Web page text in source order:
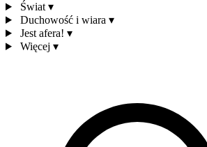
Świat ▾
Duchowość i wiara ▾
Jest afera! ▾
Więcej ▾